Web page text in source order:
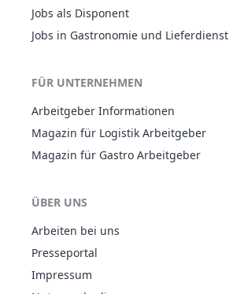
Jobs als Disponent
Jobs in Gastronomie und Lieferdienst
FÜR UNTERNEHMEN
Arbeitgeber Informationen
Magazin für Logistik Arbeitgeber
Magazin für Gastro Arbeitgeber
ÜBER UNS
Arbeiten bei uns
Presseportal
Impressum